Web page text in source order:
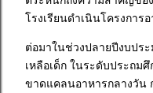
โรงเรียนดำเนินโครงการ
ต่อมาในช่วงปลายปีงบปร
เหลือเด็ก ในระดับประถม
ขาดแคลนอาหารกลางวัน